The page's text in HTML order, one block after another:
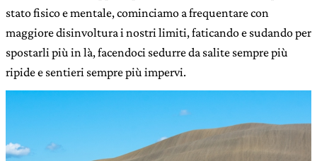
stato fisico e mentale, cominciamo a frequentare con
maggiore disinvoltura i nostri limiti, faticando e sudando per
spostarli più in là, facendoci sedurre da salite sempre più
ripide e sentieri sempre più impervi.